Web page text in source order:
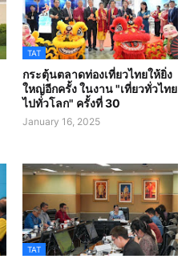
TAT
กระตุ้นตลาดท่องเที่ยวไทยให้ยิ่ง
ใหญ่อีกครั้ง ในงาน "เที่ยวทั่วไทย
ไปทั่วโลก" ครั้งที่ 30
January 16, 2025
TAT